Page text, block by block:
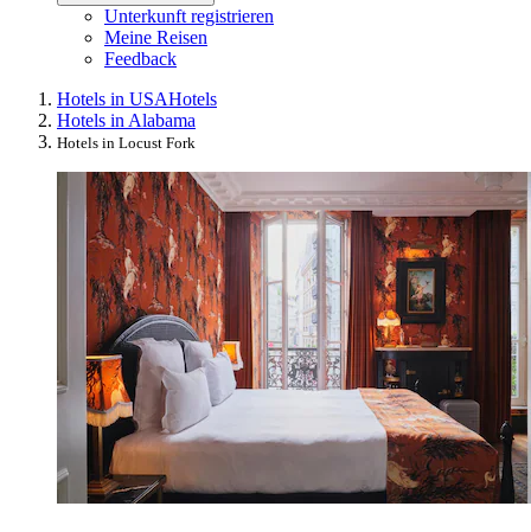
Unterkunft registrieren
Meine Reisen
Feedback
Hotels in USAHotels
Hotels in Alabama
Hotels in Locust Fork